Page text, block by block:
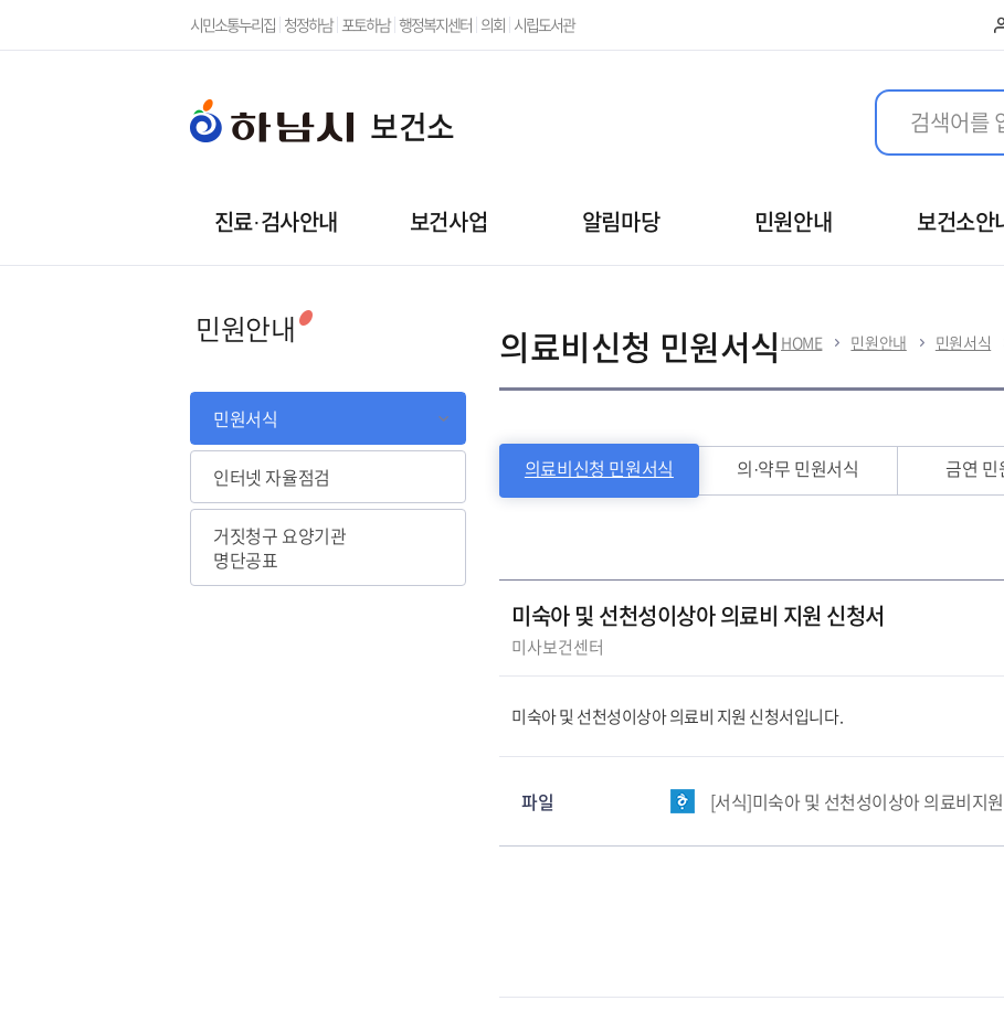
시민소통누리집 청정하남 포토하남 행정복지센터 의회 시립도서관
보건소
진료·검사안내 보건사업 알림마당 민원안내 보건소안
민원안내
민원서식
인터넷 자율점검
거짓청구 요양기관
명단공표
의료비신청 민원서식 HOME 민원안내 민원서식
의료비신청 민원서식 의·약무 민원서식 금연 민
미숙아 및 선천성이상아 의료비 지원 신청서
미사보건센터
미숙아 및 선천성이상아 의료비 지원 신청서입니다.
파일 [서식]미숙아 및 선천성이상아 의료비지